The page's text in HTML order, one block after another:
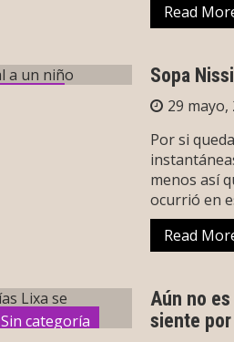
Read
Sopa
29 mayo,
Por si
menos así
ocurrió en
Read
Sin categoría
Aún no
siente